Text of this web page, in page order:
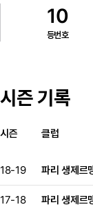
10
등번호
시즌 기록
시즌 클럽
18-19 파리 생제르
17-18 파리 생제르